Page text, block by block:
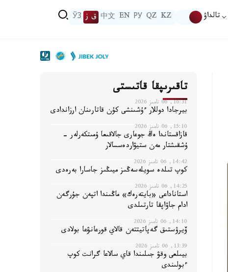
تالداۋ KZ
QZ
РУ
EN
中文 ق ز ЎЗ
تاقىرىپقا قاتىستى
16:31, 06 تامىز 2026
بيرجادا دوللار ءۇشىنشى كۇن قاتارىنان ارزاندادى
15:10, 06 تامىز 2026
قازاقستاندا ەڭ جوعارى جالاقىعا ۇمىتكەرلەر -
ۇشقىشتار مەن ستيۋاردەسسالار
14:42, 06 تامىز 2026
كوپ تىلدە سويلەسەڭىز ميىڭىز جاسارا بەرەدى
14:25, 06 تامىز 2026
استاناداعى «بايتەرەك» ماڭىندا اتپەن جۇرگەن
ادام جاۋاپقا تارتىلدى
14:10, 06 تامىز 2026
ۆيرۋستىق گەپاتيتتەن قالاي قورعانۋعا بولادى
13:39, 06 تامىز 2026
بيىلعى وقۋ جىلىندا قاي سالاعا گرانت كوپ
ءبولىندى